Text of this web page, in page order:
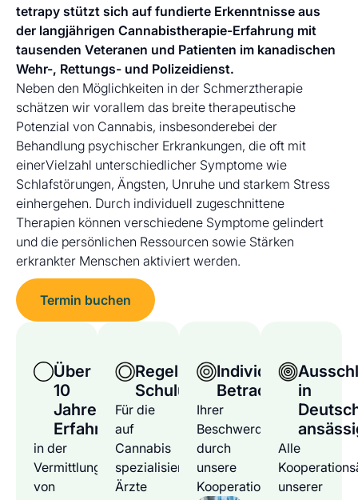
tetrapy stützt sich auf fundierte Erkenntnisse aus
der langjährigen Cannabistherapie-Erfahrung mit
tausenden Veteranen und Patienten im kanadischen
Wehr-, Rettungs- und Polizeidienst.
Neben den Möglichkeiten in der Schmerztherapie
schätzen wir vorallem das breite therapeutische
Potenzial von Cannabis, insbesonderebei der
Behandlung psychischer Erkrankungen, die oft mit
einerVielzahl unterschiedlicher Symptome wie
Schlafstörungen, Ängsten, Unruhe und starkem Stress
einhergehen. Durch individuell zugeschnittene
Therapien können verschiedene Symptome gelindert
und die persönlichen Ressourcen sowie Stärken
erkrankter Menschen aktiviert werden.
Termin buchen
Über
10
Jahre
Erfahrung
in der
Vermittlung
von
Regelmäßige
Schulungen
Für die
auf
Cannabis
spezialisierten
Ärzte
Individuelle
Betrachtung
Ihrer
Beschwerden
durch
unsere
Kooperationsärzte
in
Alle
unserer